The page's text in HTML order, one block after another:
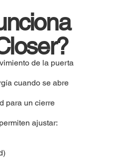
de la puerta
cuando se abre
para un cierre
ajustar: